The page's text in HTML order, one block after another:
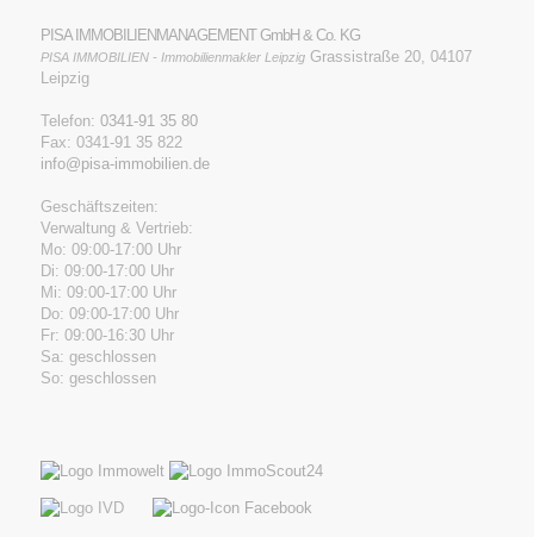
PISA IMMOBILIENMANAGEMENT GmbH & Co. KG
PISA IMMOBILIEN - Immobilienmakler LeipzigGrassistraße 20, 04107
Leipzig
Telefon: 0341-91 35 80
Fax: 0341-91 35 822
info@pisa-immobilien.de
Geschäftszeiten:
Verwaltung & Vertrieb:
Mo: 09:00-17:00 Uhr
Di: 09:00-17:00 Uhr
Mi: 09:00-17:00 Uhr
Do: 09:00-17:00 Uhr
Fr: 09:00-16:30 Uhr
Sa: geschlossen
So: geschlossen